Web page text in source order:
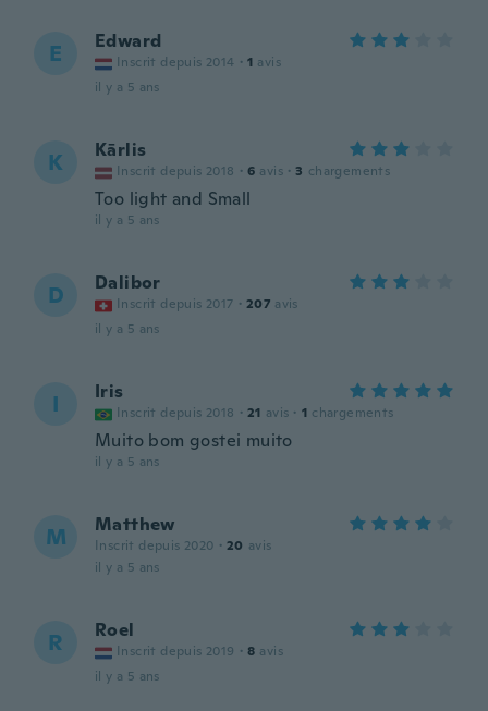
E Edward
Inscrit depuis 2014 · 1 avis
il y a 5 ans
K Kārlis
Inscrit depuis 2018 · 6 avis · 3 chargements
Too light and Small
il y a 5 ans
D Dalibor
Inscrit depuis 2017 · 207 avis
il y a 5 ans
I Iris
Inscrit depuis 2018 · 21 avis · 1 chargements
Muito bom gostei muito
il y a 5 ans
M Matthew
Inscrit depuis 2020 · 20 avis
il y a 5 ans
R Roel
Inscrit depuis 2019 · 8 avis
il y a 5 ans